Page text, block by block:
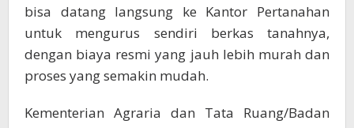
bisa datang langsung ke Kantor Pertanahan
untuk mengurus sendiri berkas tanahnya,
dengan biaya resmi yang jauh lebih murah dan
proses yang semakin mudah.
Kementerian Agraria dan Tata Ruang/Badan